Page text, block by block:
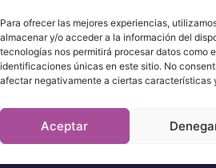
Para ofrecer las mejores experiencias,
almacenar y/o acceder a la información del
tecnologías nos permitirá procesar datos como
identificaciones únicas en este sitio. No
afectar negativamente a ciertas características
Aceptar